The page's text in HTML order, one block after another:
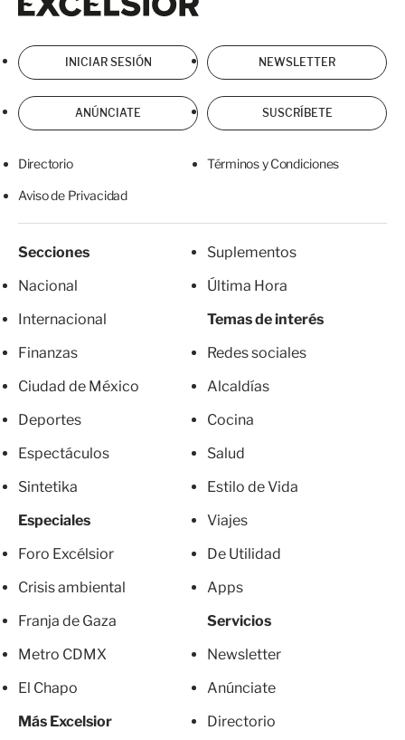
INICIAR SESIÓN NEWSLETTER
ANÚNCIATE SUSCRÍBETE
Directorio Términos y Condiciones
Aviso de Privacidad
Secciones
Nacional
Internacional
Finanzas
Ciudad de México
Deportes
Espectáculos
Sintetika
Especiales
Foro Excélsior
Crisis ambiental
Franja de Gaza
Metro CDMX
El Chapo
Más Excelsior
Suplementos
Última Hora
Temas de interés
Redes sociales
Alcaldías
Cocina
Salud
Estilo de Vida
Viajes
De Utilidad
Apps
Servicios
Newsletter
Anúnciate
Directorio